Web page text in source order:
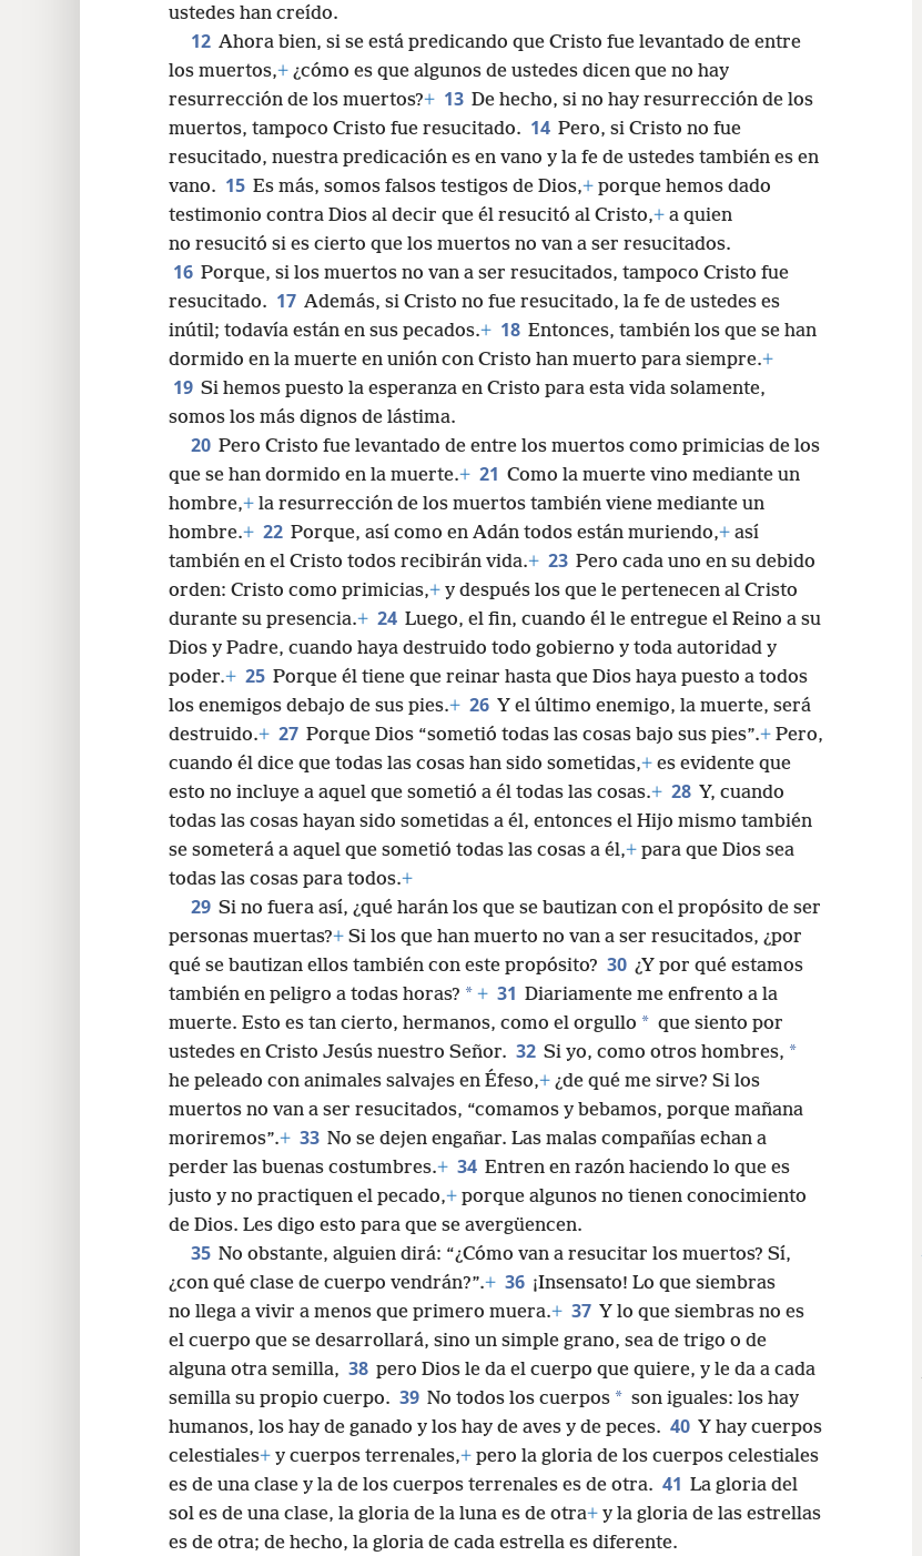
ustedes han creído.
12 Ahora bien, si se está predicando que Cristo fue levantado de entre
los muertos,+ ¿cómo es que algunos de ustedes dicen que no hay
resurrección de los muertos?+ 13 De hecho, si no hay resurrección de los
muertos, tampoco Cristo fue resucitado. 14 Pero, si Cristo no fue
resucitado, nuestra predicación es en vano y la fe de ustedes también es en
vano. 15 Es más, somos falsos testigos de Dios,+ porque hemos dado
testimonio contra Dios al decir que él resucitó al Cristo,+ a quien
no resucitó si es cierto que los muertos no van a ser resucitados.
16 Porque, si los muertos no van a ser resucitados, tampoco Cristo fue
resucitado. 17 Además, si Cristo no fue resucitado, la fe de ustedes es
inútil; todavía están en sus pecados.+ 18 Entonces, también los que se han
dormido en la muerte en unión con Cristo han muerto para siempre.+
19 Si hemos puesto la esperanza en Cristo para esta vida solamente,
somos los más dignos de lástima.
20 Pero Cristo fue levantado de entre los muertos como primicias de los
que se han dormido en la muerte.+ 21 Como la muerte vino mediante un
hombre,+ la resurrección de los muertos también viene mediante un
hombre.+ 22 Porque, así como en Adán todos están muriendo,+ así
también en el Cristo todos recibirán vida.+ 23 Pero cada uno en su debido
orden: Cristo como primicias,+ y después los que le pertenecen al Cristo
durante su presencia.+ 24 Luego, el fin, cuando él le entregue el Reino a su
Dios y Padre, cuando haya destruido todo gobierno y toda autoridad y
poder.+ 25 Porque él tiene que reinar hasta que Dios haya puesto a todos
los enemigos debajo de sus pies.+ 26 Y el último enemigo, la muerte, será
destruido.+ 27 Porque Dios “sometió todas las cosas bajo sus pies”.+ Pero,
cuando él dice que todas las cosas han sido sometidas,+ es evidente que
esto no incluye a aquel que sometió a él todas las cosas.+ 28 Y, cuando
todas las cosas hayan sido sometidas a él, entonces el Hijo mismo también
se someterá a aquel que sometió todas las cosas a él,+ para que Dios sea
todas las cosas para todos.+
29 Si no fuera así, ¿qué harán los que se bautizan con el propósito de ser
personas muertas?+ Si los que han muerto no van a ser resucitados, ¿por
qué se bautizan ellos también con este propósito? 30 ¿Y por qué estamos
también en peligro a todas horas? * + 31 Diariamente me enfrento a la
muerte. Esto es tan cierto, hermanos, como el orgullo * que siento por
ustedes en Cristo Jesús nuestro Señor. 32 Si yo, como otros hombres, *
he peleado con animales salvajes en Éfeso,+ ¿de qué me sirve? Si los
muertos no van a ser resucitados, “comamos y bebamos, porque mañana
moriremos”.+ 33 No se dejen engañar. Las malas compañías echan a
perder las buenas costumbres.+ 34 Entren en razón haciendo lo que es
justo y no practiquen el pecado,+ porque algunos no tienen conocimiento
de Dios. Les digo esto para que se avergüencen.
35 No obstante, alguien dirá: “¿Cómo van a resucitar los muertos? Sí,
¿con qué clase de cuerpo vendrán?”.+ 36 ¡Insensato! Lo que siembras
no llega a vivir a menos que primero muera.+ 37 Y lo que siembras no es
el cuerpo que se desarrollará, sino un simple grano, sea de trigo o de
alguna otra semilla, 38 pero Dios le da el cuerpo que quiere, y le da a cada
semilla su propio cuerpo. 39 No todos los cuerpos * son iguales: los hay
humanos, los hay de ganado y los hay de aves y de peces. 40 Y hay cuerpos
celestiales+ y cuerpos terrenales,+ pero la gloria de los cuerpos celestiales
es de una clase y la de los cuerpos terrenales es de otra. 41 La gloria del
sol es de una clase, la gloria de la luna es de otra+ y la gloria de las estrellas
es de otra; de hecho, la gloria de cada estrella es diferente.